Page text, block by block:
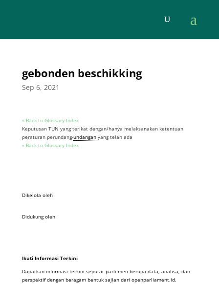
gebonden beschikking
Sep 6, 2021
« Back to Glossary Index
Keputusan TUN yang terikat dengan/hanya melaksanakan ketentuan
peraturan perundang-undanganyang telah ada
« Back to Glossary Index
Dikelola oleh
Didukung oleh
Ikuti Informasi Terkini
Dapatkan informasi terkini seputar parlemen berupa data, analisa, dan
perspektif dengan beragam bentuk sajian dari openparliament.id.